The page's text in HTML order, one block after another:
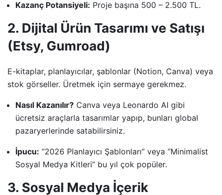
Kazanç Potansiyeli: Proje başına 500 – 2.500 TL.
2. Dijital Ürün Tasarımı ve Satışı
(Etsy, Gumroad)
E-kitaplar, planlayıcılar, şablonlar (Notion, Canva) veya
stok görseller. Üretmek için sermaye gerekmez.
Nasıl Kazanılır? Canva veya Leonardo AI gibi
ücretsiz araçlarla tasarımlar yapıp, bunları global
pazaryerlerinde satabilirsiniz.
İpucu: “2026 Planlayıcı Şablonları” veya “Minimalist
Sosyal Medya Kitleri” bu yıl çok popüler.
3. Sosyal Medya İçerik